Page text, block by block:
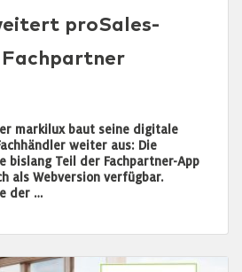
proSales-
markilux baut seine digitale
weiter aus: Die
bislang Teil der Fachpartner-App
als Webversion verfügbar.
der …